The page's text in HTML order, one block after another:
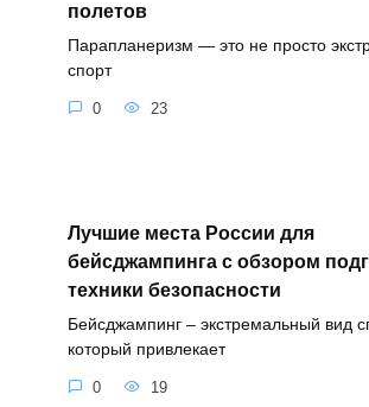
полетов
Парапланеризм — это не просто
спорт
0 23
Лучшие места России для
бейсджампинга с обзором
техники безопасности
Бейсджампинг – экстремальный вид
который привлекает
0 19